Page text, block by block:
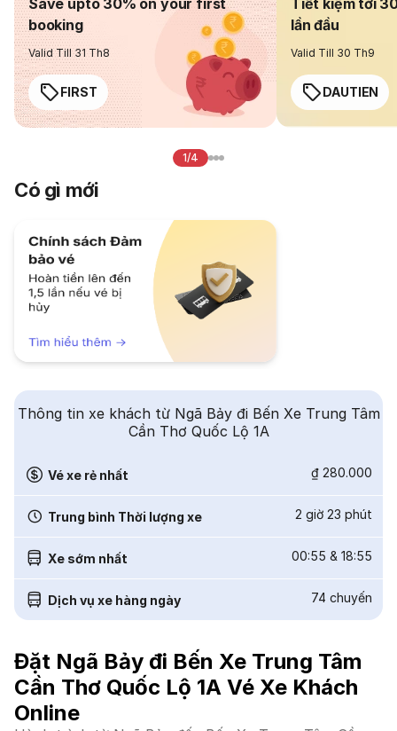
Save upto 30% on your first
booking
Valid Till 31 Th8
FIRST
Tiết kiệm tới
lần đầu
Valid Till 30 Th9
DAUTIEN
1/4
Có gì mới
Thông tin xe khách từ Ngã Bảy đi Bến Xe Trung Tâm
Cần Thơ Quốc Lộ 1A
Vé xe rẻ nhất ₫ 280.000
Trung bình Thời lượng xe 2 giờ 23 phút
Xe sớm nhất 00:55 & 18:55
Dịch vụ xe hàng ngày 74 chuyến
Đặt Ngã Bảy đi Bến Xe Trung Tâm
Cần Thơ Quốc Lộ 1A Vé Xe Khách
Online